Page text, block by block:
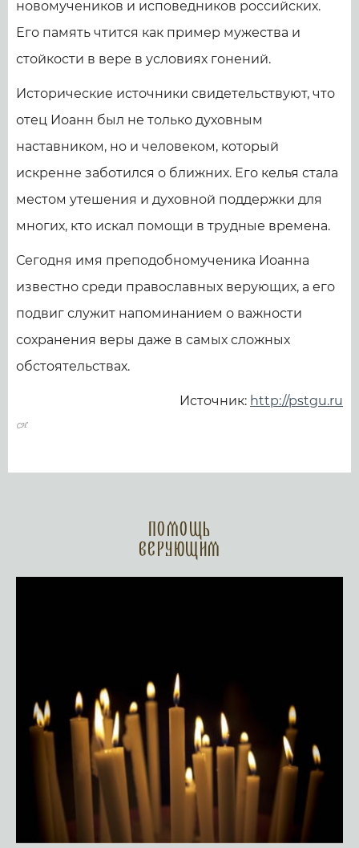
новомучеников и исповедников российских.
Его память чтится как пример мужества и
стойкости в вере в условиях гонений.
Исторические источники свидетельствуют, что
отец Иоанн был не только духовным
наставником, но и человеком, который
искренне заботился о ближних. Его келья стала
местом утешения и духовной поддержки для
многих, кто искал помощи в трудные времена.
Сегодня имя преподобномученика Иоанна
известно среди православных верующих, а его
подвиг служит напоминанием о важности
сохранения веры даже в самых сложных
обстоятельствах.
Источник: http://pstgu.ru
Помощь
верующим